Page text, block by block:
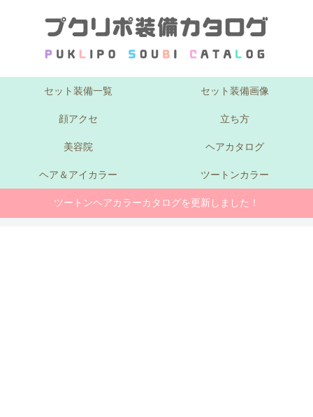
セット装備一覧 セット装備画像
顔アクセ 立ち方
美容院 ヘアカタログ
ヘア＆アイカラー ツートンカラー
ツートンヘアカラーカタログを更新しました！